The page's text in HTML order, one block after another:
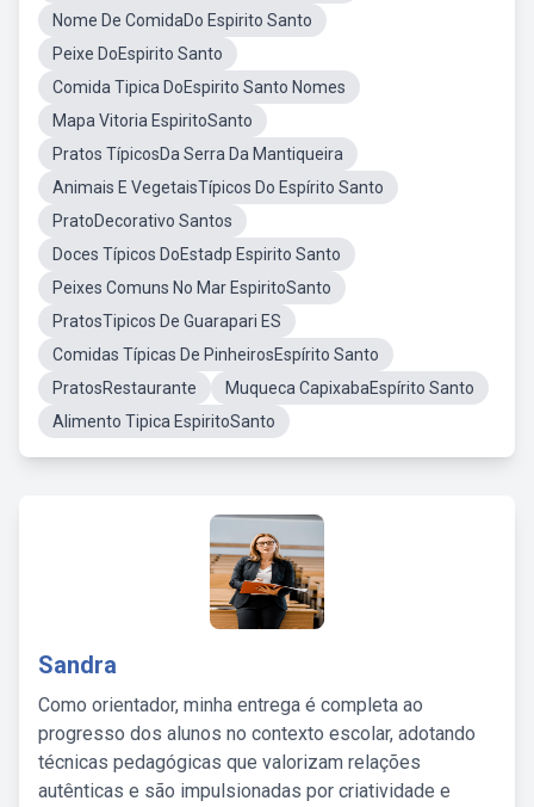
Nome De ComidaDo Espirito Santo
Peixe DoEspirito Santo
Comida Tipica DoEspirito Santo Nomes
Mapa Vitoria EspiritoSanto
Pratos TípicosDa Serra Da Mantiqueira
Animais E VegetaisTípicos Do Espírito Santo
PratoDecorativo Santos
Doces Típicos DoEstadp Espirito Santo
Peixes Comuns No Mar EspiritoSanto
PratosTipicos De Guarapari ES
Comidas Típicas De PinheirosEspírito Santo
PratosRestaurante
Muqueca CapixabaEspírito Santo
Alimento Tipica EspiritoSanto
Sandra
Como orientador, minha entrega é completa ao
progresso dos alunos no contexto escolar, adotando
técnicas pedagógicas que valorizam relações
autênticas e são impulsionadas por criatividade e